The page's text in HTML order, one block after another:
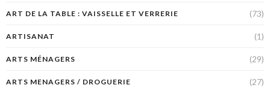
ART DE LA TABLE : VAISSELLE ET VERRERIE (73)
ARTISANAT (1)
ARTS MÉNAGERS (29)
ARTS MENAGERS / DROGUERIE (27)